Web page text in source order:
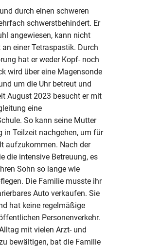
durch einen schweren
schwerstbehindert. Er
angewiesen, kann nicht
einer Tetraspastik. Durch
hat er weder Kopf- noch
wird über eine Magensonde
um die Uhr betreut und
August 2023 besucht er mit
eine
So kann seine Mutter
in Teilzeit nachgehen, um für
aufzukommen. Nach der
die intensive Betreuung, es
Sohn so lange wie
Die Familie musste ihr
Auto verkaufen. Sie
hat keine regelmäßige
Personenverkehr.
mit vielen Arzt- und
bewältigen, bat die Familie